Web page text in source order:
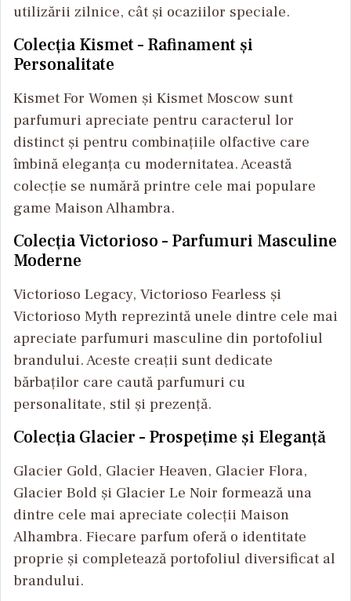
utilizării zilnice, cât și ocaziilor speciale.
Colecția Kismet – Rafinament și
Personalitate
Kismet For Women și Kismet Moscow sunt
parfumuri apreciate pentru caracterul lor
distinct și pentru combinațiile olfactive care
îmbină eleganța cu modernitatea. Această
colecție se numără printre cele mai populare
game Maison Alhambra.
Colecția Victorioso – Parfumuri Masculine
Moderne
Victorioso Legacy, Victorioso Fearless și
Victorioso Myth reprezintă unele dintre cele mai
apreciate parfumuri masculine din portofoliul
brandului. Aceste creații sunt dedicate
bărbaților care caută parfumuri cu
personalitate, stil și prezență.
Colecția Glacier – Prospețime și Eleganță
Glacier Gold, Glacier Heaven, Glacier Flora,
Glacier Bold și Glacier Le Noir formează una
dintre cele mai apreciate colecții Maison
Alhambra. Fiecare parfum oferă o identitate
proprie și completează portofoliul diversificat al
brandului.